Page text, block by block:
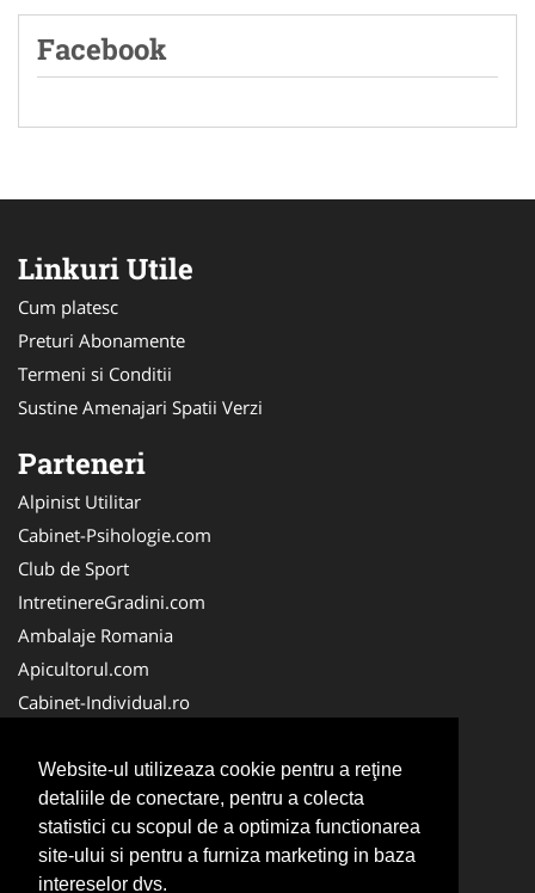
Website-ul utilizeaza cookie pentru a reţine
detaliile de conectare, pentru a colecta
statistici cu scopul de a optimiza functionarea
site-ului si pentru a furniza marketing in baza
intereselor dvs.
Facebook
Linkuri Utile
Cum platesc
Preturi Abonamente
Termeni si Conditii
Sustine Amenajari Spatii Verzi
Parteneri
Alpinist Utilitar
Cabinet-Psihologie.com
Club de Sport
IntretinereGradini.com
Ambalaje Romania
Apicultorul.com
Cabinet-Individual.ro
FirmaDeratizare.ro
InstructorScoalaAuto.ro
SalonFrizerieCanina.com
Scoala-Auto.com.ro